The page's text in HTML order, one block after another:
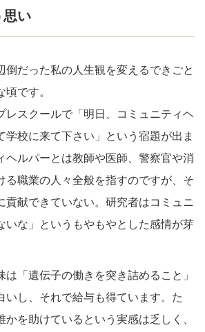
思い
倒だった私の人生観を変えるできごと
です。
レスクールで「明日、コミュニティヘ
学校に来て下さい」という宿題が出ま
ヘルパーとは教師や医師、警察官や消
る職業の人々全般を指すのですが、そ
貢献できていない。研究者はコミュニ
いな」というもやもやとした感情が芽
は「遺伝子の働きを突き詰めること」
いし、それで給与も得ています。た
かを助けているという実感は乏しく、